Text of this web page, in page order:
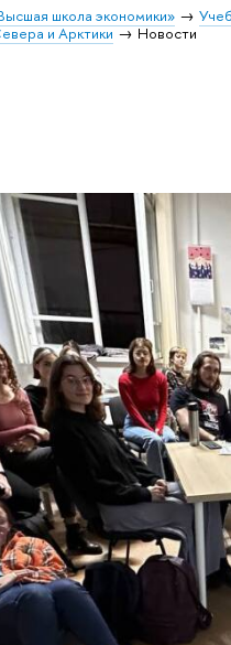
школа экономики»
и Арктики
Новости